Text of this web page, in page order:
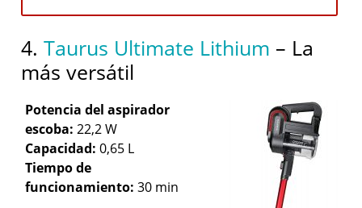
4.Taurus Ultimate Lithium – La
más versátil
Potencia del aspirador
escoba:22,2 W
Capacidad:0,65 L
Tiempo de
funcionamiento:30 min